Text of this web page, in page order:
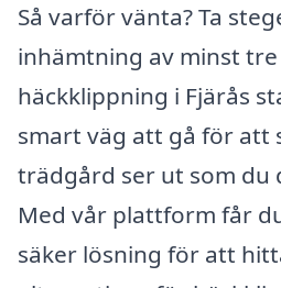
Så varför vänta? Ta
inhämtning av minst
häckklippning i Fjärås
smart väg att gå för att
trädgård ser ut som du
Med vår plattform får
säker lösning för att